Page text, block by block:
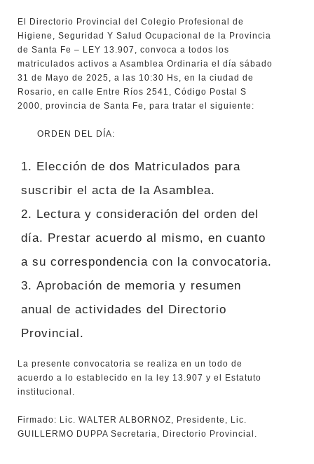
El Directorio Provincial del Colegio Profesional de
Higiene, Seguridad Y Salud Ocupacional de la Provincia
de Santa Fe – LEY 13.907, convoca a todos los
matriculados activos a Asamblea Ordinaria el día sábado
31 de Mayo de 2025, a las 10:30 Hs, en la ciudad de
Rosario, en calle Entre Ríos 2541, Código Postal S
2000, provincia de Santa Fe, para tratar el siguiente:
ORDEN DEL DÍA:
Elección de dos Matriculados para
suscribir el acta de la Asamblea.
Lectura y consideración del orden del
día. Prestar acuerdo al mismo, en cuanto
a su correspondencia con la convocatoria.
Aprobación de memoria y resumen
anual de actividades del Directorio
Provincial.
La presente convocatoria se realiza en un todo de
acuerdo a lo establecido en la ley 13.907 y el Estatuto
institucional.
Firmado: Lic. WALTER ALBORNOZ, Presidente, Lic.
GUILLERMO DUPPA Secretaria, Directorio Provincial.